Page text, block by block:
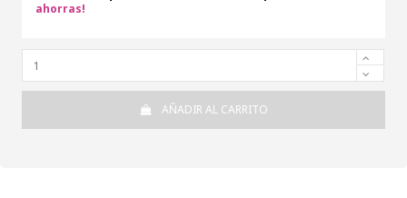
ahorras!
AÑADIR AL CARRITO